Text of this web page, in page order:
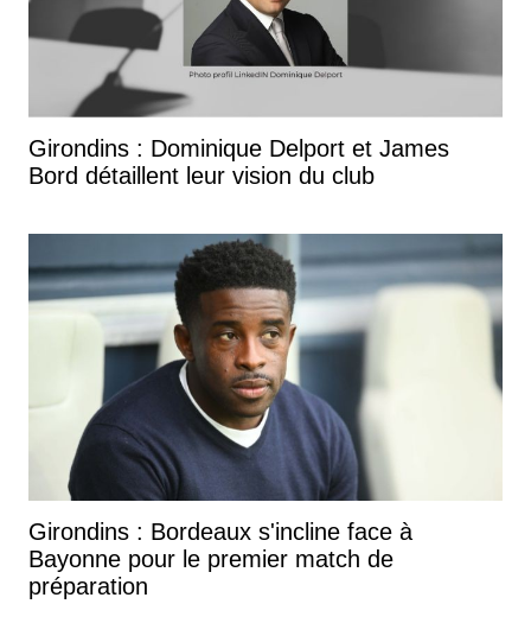
Girondins : Dominique Delport et James
Bord détaillent leur vision du club
Girondins : Bordeaux s'incline face à
Bayonne pour le premier match de
préparation